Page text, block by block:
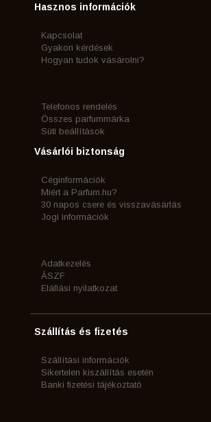
Hasznos információk
Kapcsolat
Gyakori kérdések
Hogyan tudok vásárolni?
Telefonos rendelés
Összes parfummárka
Süti beállítások
Vásárlói biztonság
Céginformációk
Miért a Parfum.hu?
30 napos csere és visszavásárlás
Jogi információk
Adatkezelés
ÁSZF
Elállási nyilatkozat
Szállítás és fizetés
Szállítási információk
Sikertelen kiszállítás esetén
Banki fizetési tájékoztató